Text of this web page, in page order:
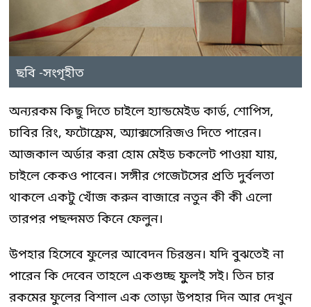
ছবি -সংগৃহীত
অন্যরকম কিছু দিতে চাইলে হ্যান্ডমেইড কার্ড, শোপিস,
চাবির রিং, ফটোফ্রেম, অ্যাক্সসেরিজও দিতে পারেন।
আজকাল অর্ডার করা হোম মেইড চকলেট পাওয়া যায়,
চাইলে কেকও পাবেন। সঙ্গীর গেজেটসের প্রতি দুর্বলতা
থাকলে একটু খোঁজ করুন বাজারে নতুন কী কী এলো
তারপর পছন্দমত কিনে ফেলুন।
উপহার হিসেবে ফুলের আবেদন চিরন্তন। যদি বুঝতেই না
পারেন কি দেবেন তাহলে একগুচ্ছ ফুুলই সই। তিন চার
রকমের ফুলের বিশাল এক তোড়া উপহার দিন আর দেখুন